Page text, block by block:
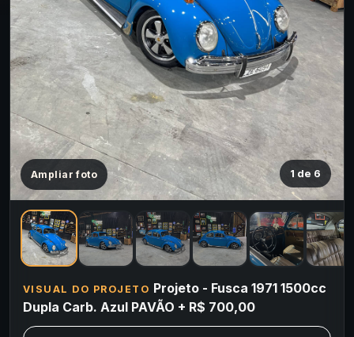
Ampliar foto 1 de 6
VISUAL DO PROJETO Projeto - Fusca 1971 1500cc
Dupla Carb. Azul PAVÃO + R$ 700,00